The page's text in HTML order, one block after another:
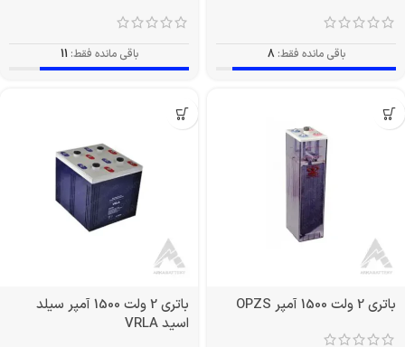
باقی مانده فقط: 8 باقی مانده فقط: 11
باتری 2 ولت 1500 آمپر OPZS
باتری 2 ولت 1500 آمپر سیلد
اسید VRLA